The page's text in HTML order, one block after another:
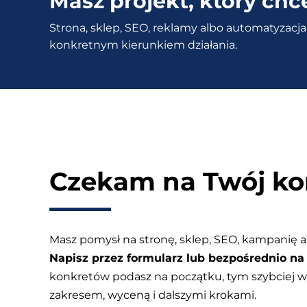
do
ciasteczek
|
mode
Strona, sklep, SEO, reklamy albo
konkretnym kierunkiem działania.
Czekam na Twój
Masz pomysł na stronę, sklep, SEO, kampanię
Napisz przez formularz lub bezpośrednio
konkretów podasz na początku, tym szybciej
zakresem, wyceną i dalszymi krokami.